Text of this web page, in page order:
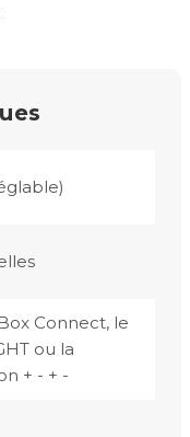
Connect, le
ou la
+ - + -